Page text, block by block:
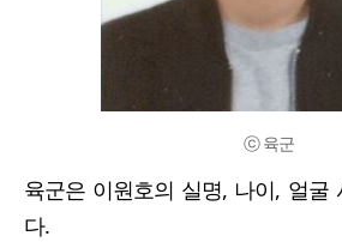
ⓒ 육군
육군은 이원호의 실명, 나이, 얼굴
다.